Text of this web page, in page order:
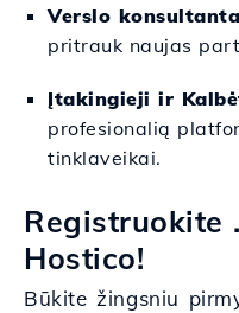
Verslo
pritrauk naujas
Įtakingieji ir
profesionalią
tinklaveikai.
Registruokite
Hostico!
Būkite žingsniu